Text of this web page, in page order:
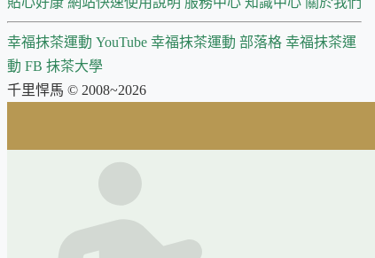
幸福抹茶運動 YouTube 幸福抹茶運動 部落格 幸福抹茶運
動 FB 抹茶大學
千里悍馬 © 2008~2026